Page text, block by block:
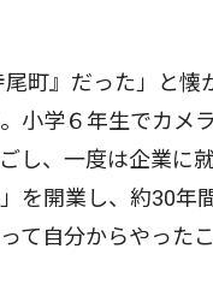
町』だった」と懐
小学６年生でカメ
し、一度は企業に
を開業し、約30年
て自分からやった